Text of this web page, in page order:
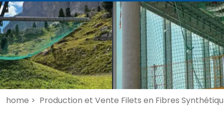
home > Production et Vente Filets en Fibres